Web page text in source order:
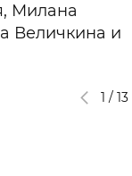
Милана
Величкина и
1 / 13